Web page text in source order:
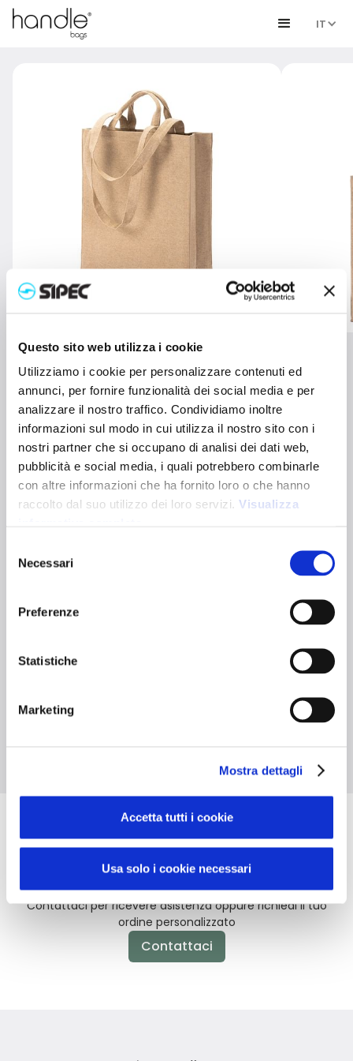
Questo sito web utilizza i cookie
Utilizziamo i cookie per personalizzare contenuti ed
annunci, per fornire funzionalità dei social media e per
analizzare il nostro traffico. Condividiamo inoltre
informazioni sul modo in cui utilizza il nostro sito con i
nostri partner che si occupano di analisi dei dati web,
pubblicità e social media, i quali potrebbero combinarle
con altre informazioni che ha fornito loro o che hanno
raccolto dal suo utilizzo dei loro servizi. Visualizza
delNecessari
Preferenze
Statistiche
Marketing
Mostra dettagli
Accetta tutti i cookie
Usa solo i cookie necessari
IT
PONZA 280
24151
Borsa shopper in cotone riciclato da 280 g/m². Dotata di
soffietto e doppi manici per un comodo trasporto a mano
e a spalla. È certificata GRS (Global Recycled Standard).
Dimensioni:36 x 40 x 12 cm
Dimensioni manici:lunghi: 70 x 2,5 cm, corti: 30 x 2,5 cm
Capacità:
17L
Varianti colori:
Naturale
Materiale riciclato
Non hai trovato quello che stai
cercando?
Contattaci per ricevere asistenza oppure richiedi il tuo
ordine personalizzato
Contattaci